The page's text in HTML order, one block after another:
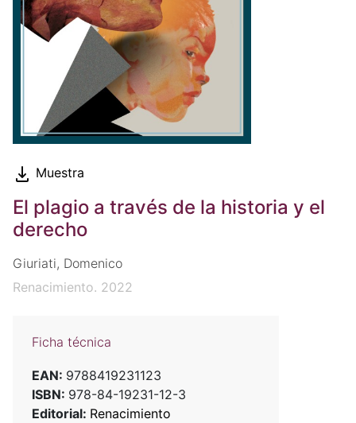
Muestra
El plagio a través de la historia y el
derecho
Giuriati, Domenico
Renacimiento. 2022
Ficha técnica
EAN: 9788419231123
ISBN: 978-84-19231-12-3
Editorial: Renacimiento